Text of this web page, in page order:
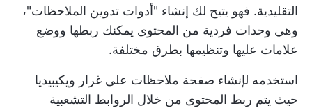
التقليدية. فهو يتيح لك إنشاء "أدوات تدوين الملاحظات"،
وهي وحدات فردية من المحتوى يمكنك ربطها ووضع
علامات عليها وتنظيمها بطرق مختلفة.
استخدمه لإنشاء صفحة ملاحظات على غرار ويكيبيديا
حيث يتم ربط المحتوى من خلال الروابط التشعبية